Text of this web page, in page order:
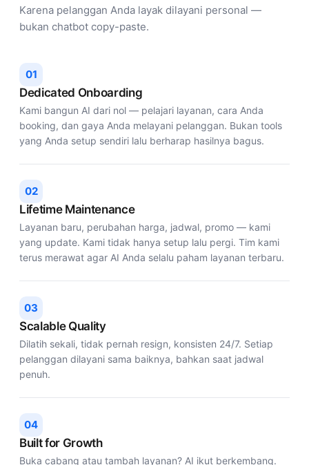
Karena pelanggan Anda layak dilayani personal —
bukan chatbot copy-paste.
01
Dedicated Onboarding
Kami bangun AI dari nol — pelajari layanan, cara Anda
booking, dan gaya Anda melayani pelanggan. Bukan tools
yang Anda setup sendiri lalu berharap hasilnya bagus.
02
Lifetime Maintenance
Layanan baru, perubahan harga, jadwal, promo — kami
yang update. Kami tidak hanya setup lalu pergi. Tim kami
terus merawat agar AI Anda selalu paham layanan terbaru.
03
Scalable Quality
Dilatih sekali, tidak pernah resign, konsisten 24/7. Setiap
pelanggan dilayani sama baiknya, bahkan saat jadwal
penuh.
04
Built for Growth
Buka cabang atau tambah layanan? AI ikut berkembang.